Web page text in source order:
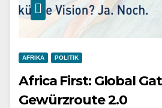
AFRIKA POLITIK
Africa First: Global
Gewürzroute 2.0